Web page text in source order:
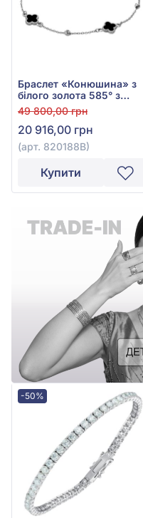
Браслет «Конюшина» з
білого золота 585° з
чорною емаллю, арт.
820188В
49 800,00 грн
20 916,00 грн
(арт. 820188В)
Купити
-50%